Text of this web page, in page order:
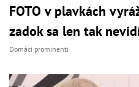
FOTO v plavkách
zadok sa len tak
Domáci prominenti